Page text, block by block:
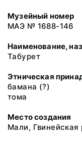
Музейный номер
МАЭ № 1688-146
Наименование,
Табурет
Этническая
бамана (?)
тома
Место создания
Мали, Гвинейская